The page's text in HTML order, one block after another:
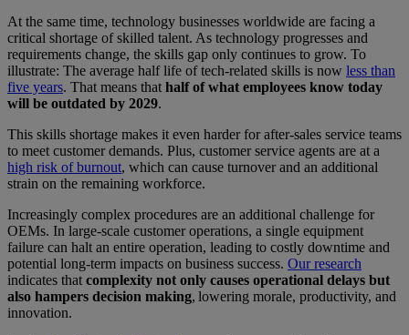
At the same time, technology businesses worldwide are facing a
critical shortage of skilled talent. As technology progresses and
requirements change, the skills gap only continues to grow. To
illustrate: The average half life of tech-related skills is now less than
five years. That means that half of what employees know today
will be outdated by 2029.
This skills shortage makes it even harder for after-sales service teams
to meet customer demands. Plus, customer service agents are at a
high risk of burnout, which can cause turnover and an additional
strain on the remaining workforce.
Increasingly complex procedures are an additional challenge for
OEMs. In large-scale customer operations, a single equipment
failure can halt an entire operation, leading to costly downtime and
potential long-term impacts on business success. Our research
indicates that complexity not only causes operational delays but
also hampers decision making, lowering morale, productivity, and
innovation.